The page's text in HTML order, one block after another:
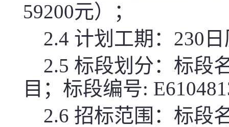
59200元）；
2.4 计划工期：230
2.5 标段划分：标段
目；标段编号:
2.6 招标范围：标段